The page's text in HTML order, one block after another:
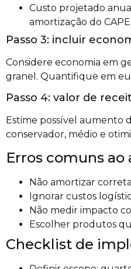
Custo projetado
amortização do
Passo 3: incluir
Considere economia em
granel. Quantifique em
Passo 4: valor de
Estime possível aumento
conservador, médio e
Erros comuns ao
Não amortizar
Ignorar custos
Não medir impacto
Escolher produtos
Checklist de